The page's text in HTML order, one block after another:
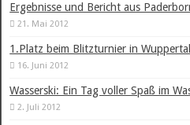
Ergebnisse und Bericht aus
21. Mai 2012
1.Platz beim Blitzturnier in
16. Juni 2012
Wasserski: Ein Tag voller Spaß im
2. Juli 2012